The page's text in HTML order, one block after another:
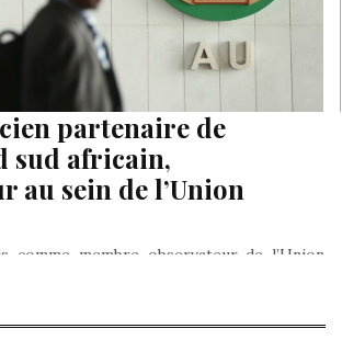
partenaire de
sud africain,
au sein de l’Union
comme membre observateur de l’Union